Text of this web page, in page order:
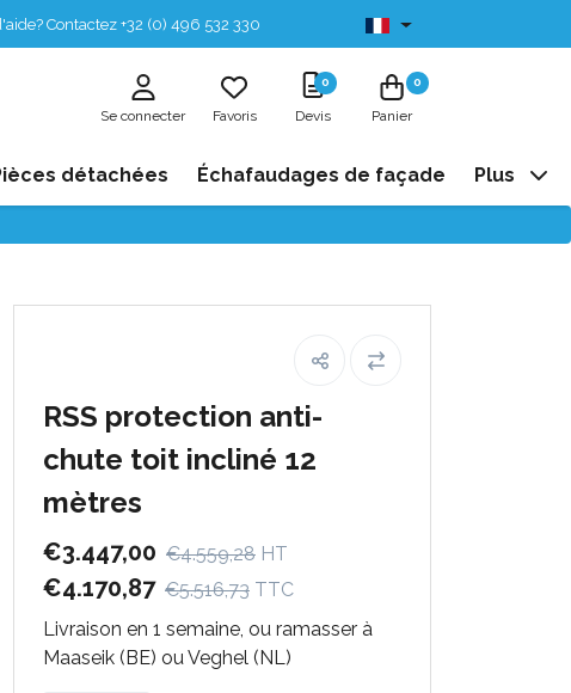
Contactez +32 (0) 496 532 330 Disponibles de stock
Se connecter Favoris
0
Devis
0
Panier
détachées Échafaudages de façade Plus
RSS protection anti-
chute toit incliné 12
mètres
€3.447,00 €4.559,28 HT
€4.170,87 €5.516,73 TTC
Livraison en 1 semaine, ou ramasser à
Maaseik (BE) ou Veghel (NL)